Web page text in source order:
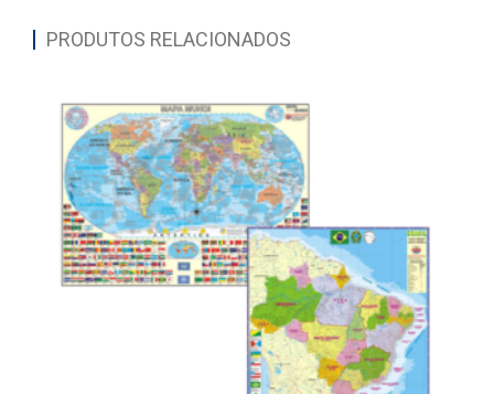
PRODUTOS RELACIONADOS